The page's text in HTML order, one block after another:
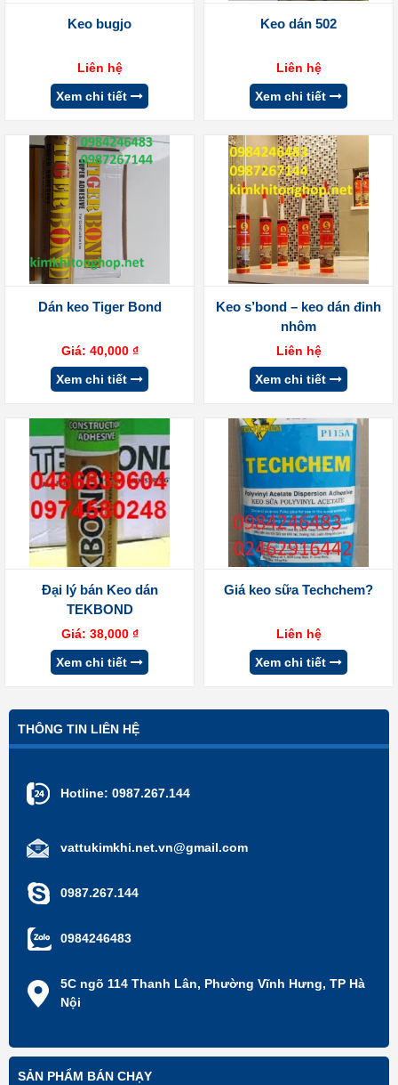
Keo bugjo
Liên hệ
Xem chi tiết
Keo dán 502
Liên hệ
Xem chi tiết
Dán keo Tiger Bond
Giá: 40,000 ₫
Xem chi tiết
Keo s’bond – keo dán đinh
nhôm
Liên hệ
Xem chi tiết
Đại lý bán Keo dán
TEKBOND
Giá: 38,000 ₫
Xem chi tiết
Giá keo sữa Techchem?
Liên hệ
Xem chi tiết
THÔNG TIN LIÊN HỆ
Hotline: 0987.267.144
vattukimkhi.net.vn@gmail.com
0987.267.144
0984246483
5C ngõ 114 Thanh Lân, Phường Vĩnh Hưng, TP Hà
Nội
SẢN PHẨM BÁN CHẠY